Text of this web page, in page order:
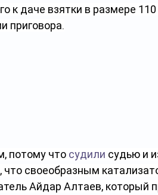
к даче взятки в размере
приговора.
потому что судили судью и
своеобразным
Айдар Алтаев, который